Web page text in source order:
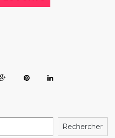
Rechercher